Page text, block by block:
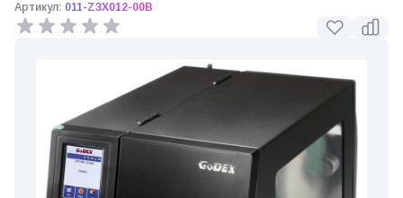
Артикул: 011-Z3X012-00B